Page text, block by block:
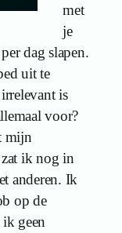
met
je
dag slapen.
uit te
is
voor?
mijn
ik nog in
anderen. Ik
op de
geen